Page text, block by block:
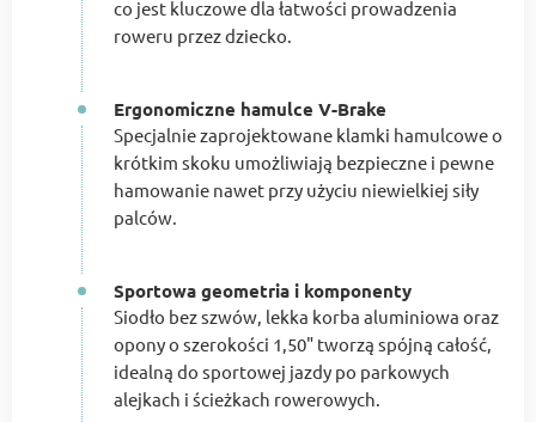
co jest kluczowe dla łatwości prowadzenia
roweru przez dziecko.
Ergonomiczne hamulce V-Brake
Specjalnie zaprojektowane klamki hamulcowe o
krótkim skoku umożliwiają bezpieczne i pewne
hamowanie nawet przy użyciu niewielkiej siły
palców.
Sportowa geometria i komponenty
Siodło bez szwów, lekka korba aluminiowa oraz
opony o szerokości 1,50" tworzą spójną całość,
idealną do sportowej jazdy po parkowych
alejkach i ścieżkach rowerowych.